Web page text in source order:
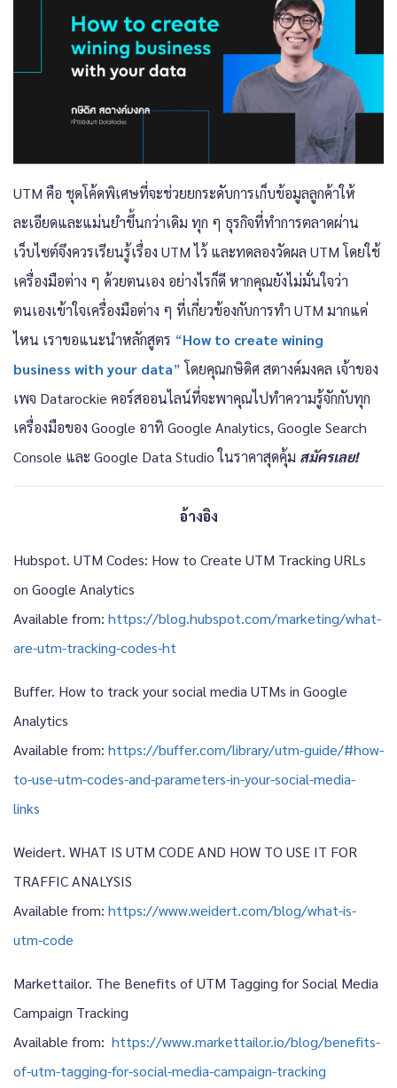
UTM คือ ชุดโค้ดพิเศษที่จะช่วยยกระดับการเก็บข้อมูลลูกค้าให้
ละเอียดและแม่นยำขึ้นกว่าเดิม ทุก ๆ ธุรกิจที่ทำการตลาดผ่าน
เว็บไซต์จึงควรเรียนรู้เรื่อง UTM ไว้ และทดลองวัดผล UTM โดยใช้
เครื่องมือต่าง ๆ ด้วยตนเอง อย่างไรก็ดี หากคุณยังไม่มั่นใจว่า
ตนเองเข้าใจเครื่องมือต่าง ๆ ที่เกี่ยวข้องกับการทำ UTM มากแค่
ไหน เราขอแนะนำหลักสูตร “How to create wining
business with your data”โดยคุณกษิดิศ สตางค์มงคล เจ้าของ
เพจ Datarockie คอร์สออนไลน์ที่จะพาคุณไปทำความรู้จักกับทุก
เครื่องมือของ Google อาทิ Google Analytics, Google Search
Console และ Google Data Studio ในราคาสุดคุ้ม สมัครเลย!
อ้างอิง
Hubspot. UTM Codes: How to Create UTM Tracking URLs
on Google Analytics
Available from: https://blog.hubspot.com/marketing/what-
are-utm-tracking-codes-ht
Buffer. How to track your social media UTMs in Google
Analytics
Available from: https://buffer.com/library/utm-guide/#how-
to-use-utm-codes-and-parameters-in-your-social-media-
links
Weidert. WHAT IS UTM CODE AND HOW TO USE IT FOR
TRAFFIC ANALYSIS
Available from: https://www.weidert.com/blog/what-is-
utm-code
Markettailor. The Benefits of UTM Tagging for Social Media
Campaign Tracking
Available from: https://www.markettailor.io/blog/benefits-
of-utm-tagging-for-social-media-campaign-tracking